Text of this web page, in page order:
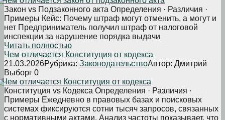
Закон vs Подзаконного акта Определения · Различия ·
Примеры Кейс: Почему штраф могут отменить, а могут и
нет Предприниматель получил штраф от налоговой
инспекции за нарушение порядка выдачи
Читать полностью
Чем отличается Конституция от кодекса
21.03.2026Рубрика: ЗаконодательствоАвтор: Дмитрий
Выборг 0
Конституция vs Кодекса Определения · Различия ·
Примеры Ежедневно в правовых базах и поисковых
системах фиксируются сотни тысяч запросов, связанных
с нормативными актами. Анализ частоты показывает, что